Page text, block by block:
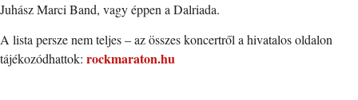
Juhász Marci Band, vagy éppen a Dalriada.
A lista persze nem teljes – az összes koncertről a hivatalos oldalon
tájékozódhattok: rockmaraton.hu